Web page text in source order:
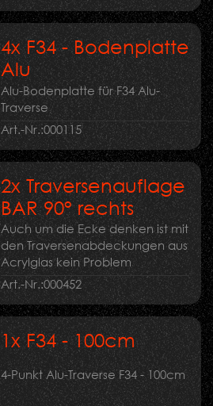
4x F34 - Bodenplatte
Alu
Alu-Bodenplatte für F34 Alu-
Traverse
Art.-Nr.:000115
2x Traversenauflage
BAR 90° rechts
Auch um die Ecke denken ist mit
den Traversenabdeckungen aus
Acrylglas kein Problem
Art.-Nr.:000452
1x F34 - 100cm
4-Punkt Alu-Traverse F34 - 100cm